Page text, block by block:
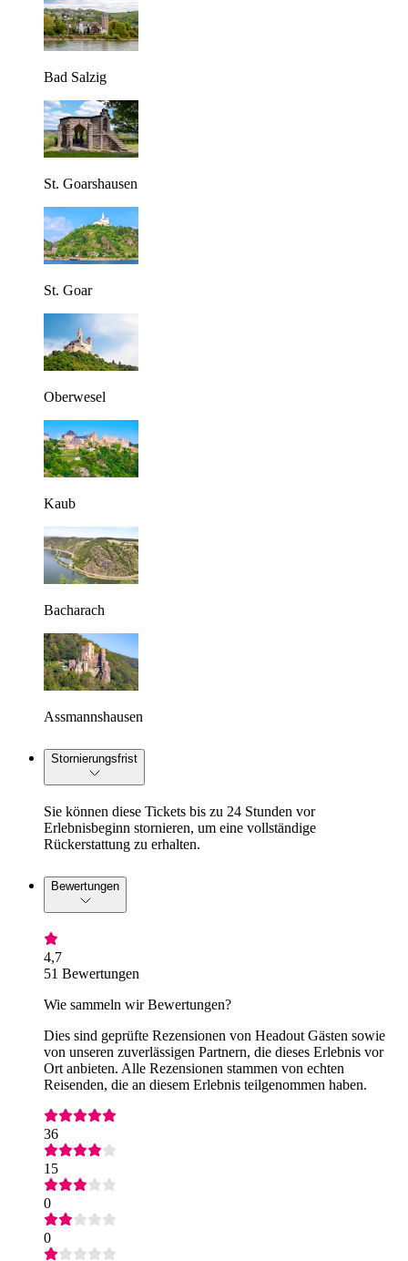
Bad Salzig
St. Goarshausen
St. Goar
Oberwesel
Kaub
Bacharach
Assmannshausen
Stornierungsfrist
Sie können diese Tickets bis zu 24 Stunden vor
Erlebnisbeginn stornieren, um eine vollständige
Rückerstattung zu erhalten.
Bewertungen
4,7
51 Bewertungen
Wie sammeln wir Bewertungen?
Dies sind geprüfte Rezensionen von Headout Gästen sowie
von unseren zuverlässigen Partnern, die dieses Erlebnis vor
Ort anbieten. Alle Rezensionen stammen von echten
Reisenden, die an diesem Erlebnis teilgenommen haben.
36
15
0
0